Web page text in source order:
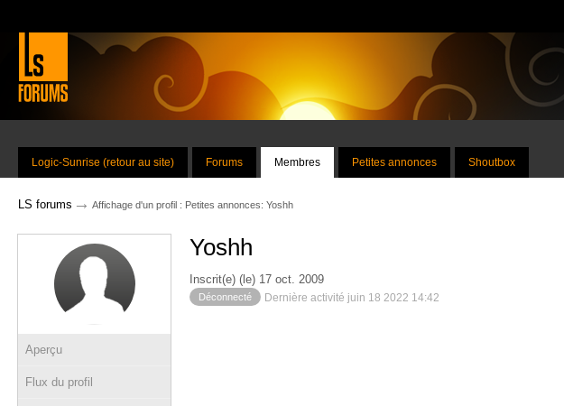
Logic-Sunrise (retour au site) Forums Membres Petites annonces Shoutbox
LS forums → Affichage d'un profil : Petites annonces: Yoshh
Aperçu
Flux du profil
Yoshh
Inscrit(e) (le) 17 oct. 2009
Déconnecté Dernière activité juin 18 2022 14:42